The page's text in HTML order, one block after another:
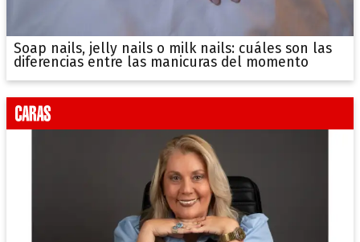
Soap nails, jelly nails o milk nails: cuáles son las
diferencias entre las manicuras del momento